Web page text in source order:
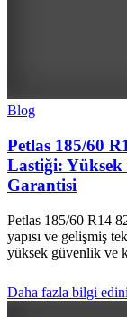
Blog
Petlas 185/60
Lastiği:
Garantisi
Petlas 185/60 R14
yapısı ve gelişmiş
yüksek güvenlik ve
Daha fazla bilgi